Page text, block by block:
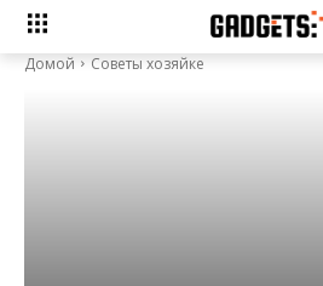
Домой Советы хозяйке